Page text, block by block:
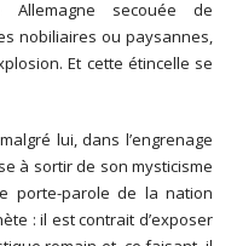
secouée de
nobiliaires ou paysannes,
Et cette étincelle se
lui, dans l’engrenage
à sortir de son mysticisme
porte-parole de la nation
: il est contrait d’exposer